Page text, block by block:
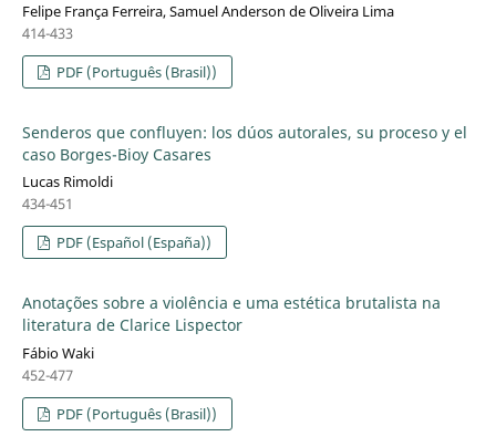
Felipe França Ferreira, Samuel Anderson de Oliveira Lima
414-433
PDF (Português (Brasil))
Senderos que confluyen: los dúos autorales, su proceso y el
caso Borges-Bioy Casares
Lucas Rimoldi
434-451
PDF (Español (España))
Anotações sobre a violência e uma estética brutalista na
literatura de Clarice Lispector
Fábio Waki
452-477
PDF (Português (Brasil))